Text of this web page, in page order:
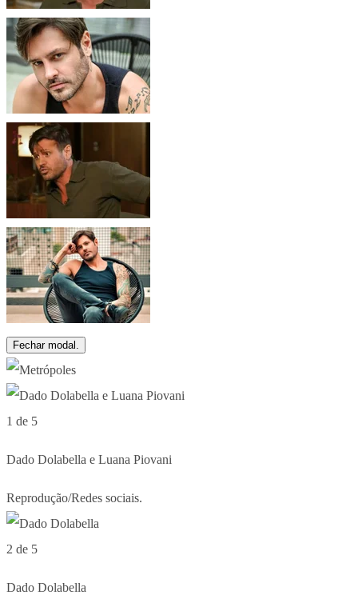
Fechar modal.
1 de 5
Dado Dolabella e Luana Piovani
Reprodução/Redes sociais.
2 de 5
Dado Dolabella